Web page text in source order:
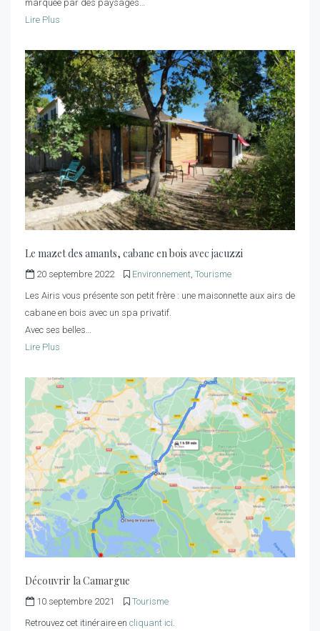
marquée par des paysages…
Lire Plus
Le mazet des amants, cabane en bois avec jacuzzi
20 septembre 2022 Environnement Tourisme
Les Airis vous présente son petit frère : une maisonnette aux airs de
cabane en bois avec un spa privatif.
Avec ses belles…
Lire Plus
Découvrir la Camargue
10 septembre 2021
Tourisme
Retrouvez cet itinéraire en cliquant ici